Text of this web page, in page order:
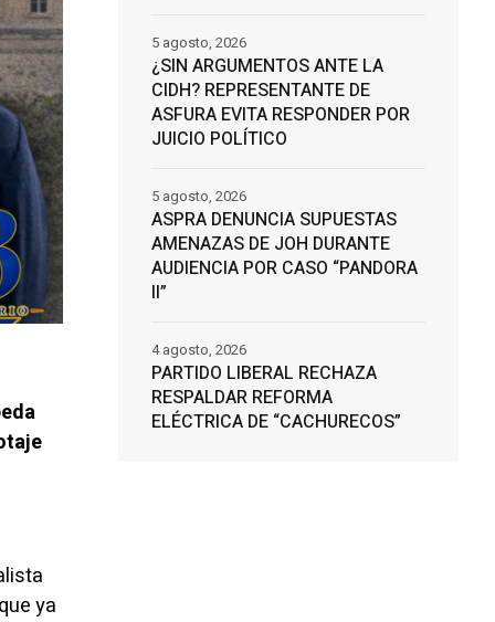
ya
¿SIN ARGUMENTOS ANTE LA
CIDH? REPRESENTANTE DE
ASFURA EVITA RESPONDER POR
JUICIO POLÍTICO
5 agosto, 2026
ASPRA DENUNCIA SUPUESTAS
AMENAZAS DE JOH DURANTE
AUDIENCIA POR CASO “PANDORA
II”
5 agosto, 2026
PARTIDO LIBERAL RECHAZA
RESPALDAR REFORMA
ELÉCTRICA DE “CACHURECOS”
4 agosto, 2026